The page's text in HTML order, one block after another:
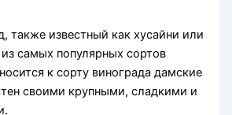
также известный как хусайни или
самых популярных сортов
к сорту винограда дамские
своими крупными, сладкими и